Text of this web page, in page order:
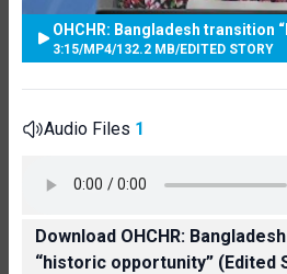
OHCHR: Bangladesh transition
3:15/MP4/132.2 MB/EDITED STORY
Audio Files 1
Download OHCHR:
“historic opportunity” (Edited